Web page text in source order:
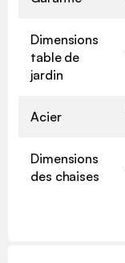
Dimensions
table de
jardin
Acier
Dimensions
des chaises